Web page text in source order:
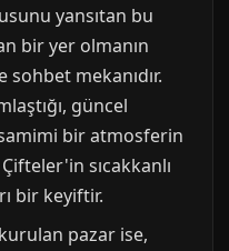
yansıtan bu
bir yer olmanın
mekanıdır.
güncel
samimi bir atmosferin
sıcakkanlı
bir keyiftir.
pazar ise,